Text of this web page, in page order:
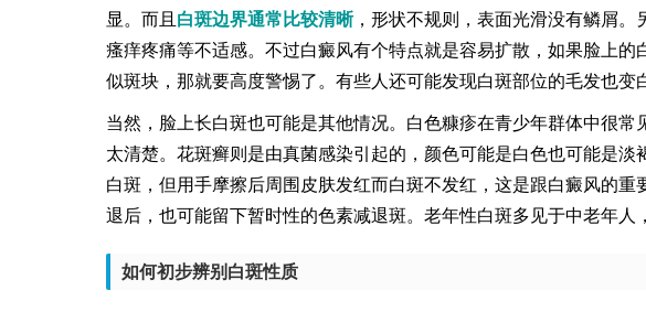
显。而且 白斑边界通常比较清晰，形状不规则，表面光滑没有鳞屑。
瘙痒疼痛等不适感。不过白癜风有个特点就是容易扩散，如果脸上
似斑块，那就要高度警惕了。有些人还可能发现白斑部位的毛发也变
当然，脸上长白斑也可能是其他情况。白色糠疹在青少年群体中很
太清楚。花斑癣则是由真菌感染引起的，颜色可能是白色也可能是
白斑，但用手摩擦后周围皮肤发红而白斑不发红，这是跟白癜风的
退后，也可能留下暂时性的色素减退斑。老年性白斑多见于中老年人
如何初步辨别白斑性质